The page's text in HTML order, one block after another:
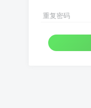
重复密码